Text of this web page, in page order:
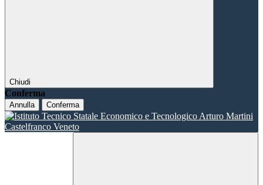
Chiudi
Conferma
Annulla Conferma